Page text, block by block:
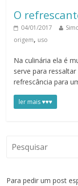
O
04/01/2017
origem, uso
Na culinária ela é
serve para
refrescância para
ler mais ♥♥♥
Para pedir um post